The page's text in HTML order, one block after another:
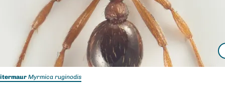
Myrmica ruginodis